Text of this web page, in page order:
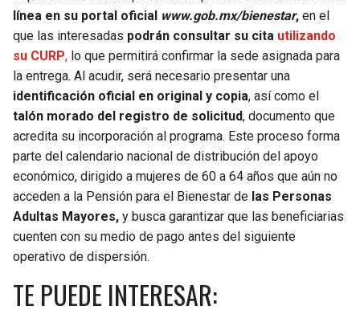
línea en su portal oficial www.gob.mx/bienestar, en el
que las interesadas podrán consultar su cita utilizando
su CURP, lo que permitirá confirmar la sede asignada para
la entrega. Al acudir, será necesario presentar una
identificación oficial en original y copia, así como el
talón morado del registro de solicitud, documento que
acredita su incorporación al programa. Este proceso forma
parte del calendario nacional de distribución del apoyo
económico, dirigido a mujeres de 60 a 64 años que aún no
acceden a la Pensión para el Bienestar de las Personas
Adultas Mayores, y busca garantizar que las beneficiarias
cuenten con su medio de pago antes del siguiente
operativo de dispersión.
TE PUEDE INTERESAR: